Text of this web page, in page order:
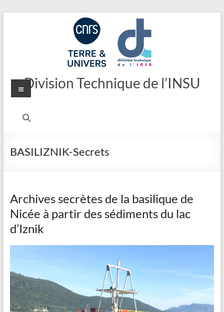
Division Technique de l’INSU
Menu
BASILIZNIK-Secrets
Archives secrètes de la basilique de
Nicée à partir des sédiments du lac
d’Iznik